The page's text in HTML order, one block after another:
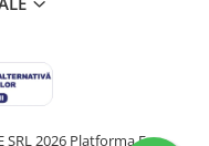
SRL 2026 Platforma E-